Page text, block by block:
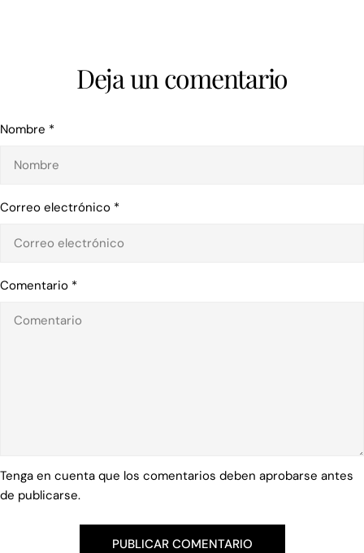
Deja un comentario
Nombre *
Correo electrónico *
Comentario *
Tenga en cuenta que los comentarios deben aprobarse antes
de publicarse.